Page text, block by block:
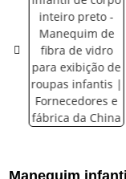
Manequim